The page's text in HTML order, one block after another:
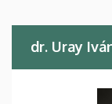
dr. Uray